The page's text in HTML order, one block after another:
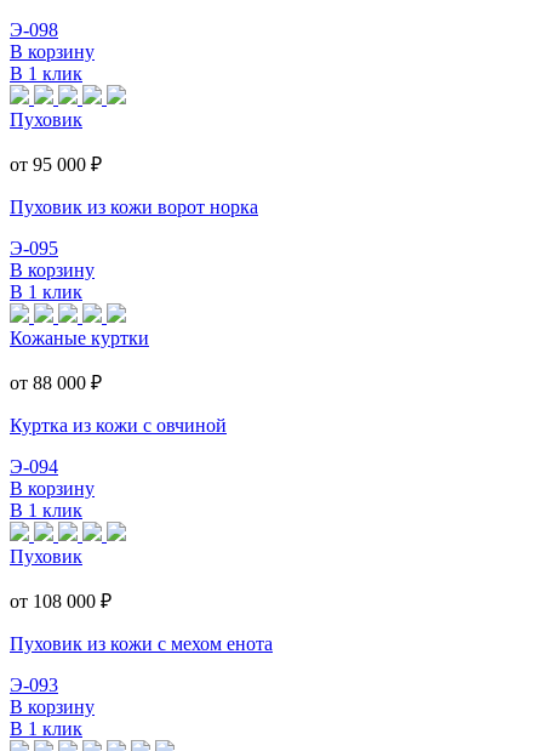
Э-098
В корзину
В 1 клик
Пуховик
от 95 000 ₽
Пуховик из кожи ворот норка
Э-095
В корзину
В 1 клик
Кожаные куртки
от 88 000 ₽
Куртка из кожи с овчиной
Э-094
В корзину
В 1 клик
Пуховик
от 108 000 ₽
Пуховик из кожи с мехом енота
Э-093
В корзину
В 1 клик